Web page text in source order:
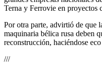
Terna y Ferrovie en proyectos
Por otra parte, advirtió de que
maquinaria bélica rusa deben
reconstrucción, haciéndose
///